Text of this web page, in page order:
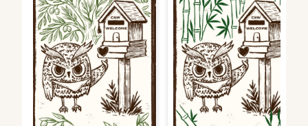
法律學院：橄欖樹–天堂之果
是榮譽和珍貴的象徵，也指向
和平的終局。
工學院：竹–象徵著靈活與堅
韌、剛柔並濟，如同工程設計
中的結構強度與彈性應用，且
竹子可以反覆再生，代表永續
發展與環保科技，反映出工院
耐力、創新和技術的特質與精
神。